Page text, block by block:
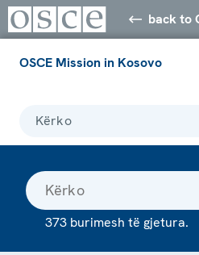
back to
OSCE Mission in Kosovo
Kërko
373 burimesh të gjetura.